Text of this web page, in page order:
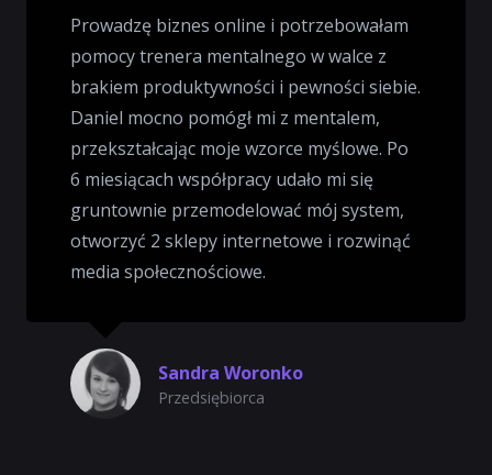
Prowadzę biznes online i potrzebowałam
pomocy trenera mentalnego w walce z
brakiem produktywności i pewności siebie.
Daniel mocno pomógł mi z mentalem,
przekształcając moje wzorce myślowe. Po
6 miesiącach współpracy udało mi się
gruntownie przemodelować mój system,
otworzyć 2 sklepy internetowe i rozwinąć
media społecznościowe.
Sandra Woronko
Przedsiębiorca